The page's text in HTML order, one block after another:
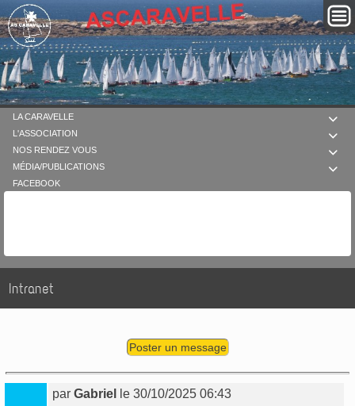

LA CARAVELLE

L'ASSOCIATION

NOS RENDEZ VOUS

MÉDIA/PUBLICATIONS
FACEBOOK
Intranet
Poster un message
parGabriel le 30/10/2025 06:43